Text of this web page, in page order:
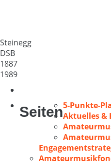
Steinegg
DSB
1887
1989
Seiten5-Punkte-
Aktuelles &